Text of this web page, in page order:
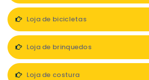
Loja de bicicletas
Loja de brinquedos
Loja de costura